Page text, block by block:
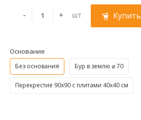
- + шт Купить
Основание
Без основания Бур в землю ⌀ 70
Перекрестие 90х90 с плитами 40х40 см